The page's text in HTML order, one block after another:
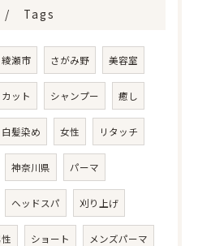
Tags
綾瀬市 さがみ野 美容室
カット シャンプー 癒し
白髪染め 女性 リタッチ
神奈川県 パーマ
ヘッドスパ 刈り上げ
ショート メンズパーマ